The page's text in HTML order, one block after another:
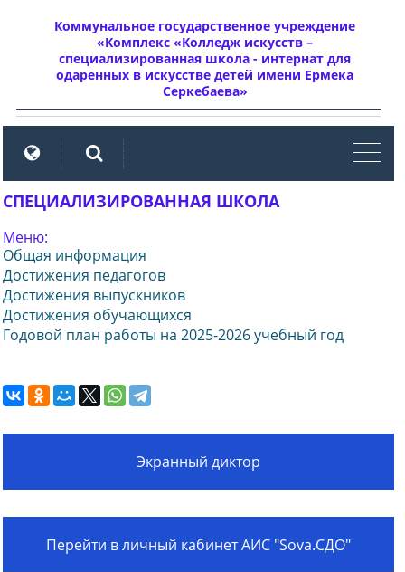
Коммунальное государственное учреждение
«Комплекс «Колледж искусств –
специализированная школа - интернат для
одаренных в искусстве детей имени Ермека
Серкебаева»
СПЕЦИАЛИЗИРОВАННАЯ ШКОЛА
Меню:
Общая информация
Достижения педагогов
Достижения выпускников
Достижения обучающихся
Годовой план работы на 2025-2026 учебный год
Экранный диктор
Перейти в личный кабинет АИС "Sova.СДО"